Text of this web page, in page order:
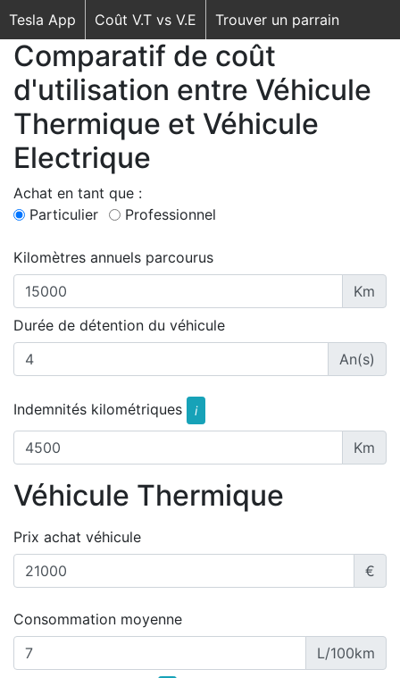
Tesla App Coût V.T vs V.E Trouver un parrain
Comparatif de coût
d'utilisation entre Véhicule
Thermique et Véhicule
Electrique
Achat en tant que :
Particulier
Professionnel
Kilomètres annuels parcourus
Km
Durée de détention du véhicule
An(s)
Indemnités kilométriques i
Km
Véhicule Thermique
Prix achat véhicule
€
Consommation moyenne
L/100km